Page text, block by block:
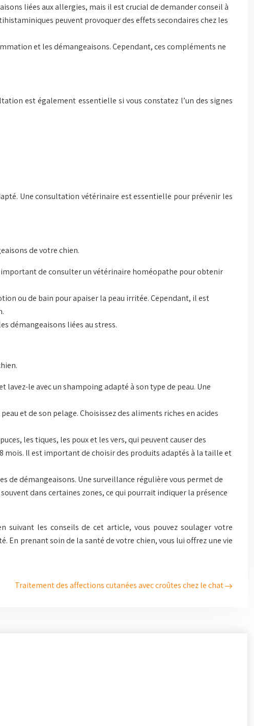
liées aux allergies, mais il est crucial de demander conseil à
peuvent provoquer des effets secondaires chez les
et les démangeaisons. Cependant, ces compléments ne
est également essentielle si vous constatez l’un des signes
Une consultation vétérinaire est essentielle pour prévenir les
de votre chien.
de consulter un vétérinaire homéopathe pour obtenir
ou de bain pour apaiser la peau irritée. Cependant, il est
démangeaisons liées au stress.
le avec un shampoing adapté à son type de peau. Une
et de son pelage. Choisissez des aliments riches en acides
les tiques, les poux et les vers, qui peuvent causer des
Il est important de choisir des produits adaptés à la taille et
démangeaisons. Une surveillance régulière vous permet de
dans certaines zones, ce qui pourrait indiquer la présence
suivant les conseils de cet article, vous pouvez soulager votre
En prenant soin de la santé de votre chien, vous lui offrez une vie
Traitement des affections cutanées avec croûtes chez le chat